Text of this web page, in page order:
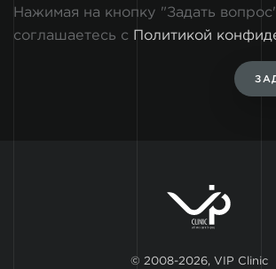
Нажимая на кнопку "Задать
соглашаетесь с
Политикой
© 2008-2026, VIP Clinic